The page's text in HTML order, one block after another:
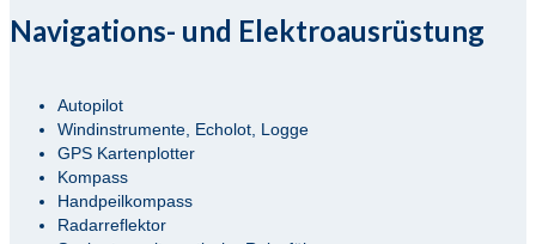
Navigations- und Elektroausrüstung
Autopilot
Windinstrumente, Echolot, Logge
GPS Kartenplotter
Kompass
Handpeilkompass
Radarreflektor